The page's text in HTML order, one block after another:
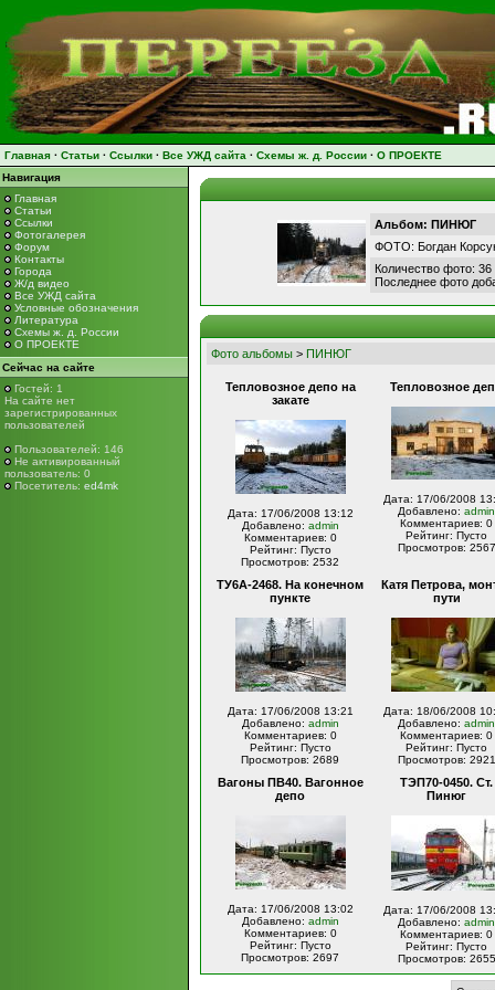
Главная · Статьи · Ссылки · Все УЖД сайта · Схемы ж. д. России · О ПРОЕКТЕ
Навигация
Главная
Статьи
Ссылки
Фотогалерея
Форум
Контакты
Города
Ж/д видео
Все УЖД сайта
Условные обозначения
Литература
Схемы ж. д. России
О ПРОЕКТЕ
Сейчас на сайте
Гостей: 1
На сайте нет
зарегистрированных
пользователей
Пользователей: 146
Не активированный
пользователь: 0
Посетитель: ed4mk
Альбом: ПИНЮГ
ФОТО: Богдан
Количество фото: 36
Последнее фото
Фото альбомы > ПИНЮГ
Тепловозное депо на
закате
Дата: 17/06/2008 13:12
Добавлено: admin
Комментариев: 0
Рейтинг: Пусто
Просмотров: 2532
Тепловозное
Дата: 17/06/2008
Добавлено: admin
Комментариев: 0
Рейтинг: Пусто
Просмотров: 2567
ТУ6А-2468. На конечном
пункте
Дата: 17/06/2008 13:21
Добавлено: admin
Комментариев: 0
Рейтинг: Пусто
Просмотров: 2689
Катя Петрова,
пути
Дата: 18/06/2008
Добавлено: admin
Комментариев: 0
Рейтинг: Пусто
Просмотров: 2921
Вагоны ПВ40. Вагонное
депо
Дата: 17/06/2008 13:02
Добавлено: admin
Комментариев: 0
Рейтинг: Пусто
Просмотров: 2697
ТЭП70-0450. Ст.
Пинюг
Дата: 17/06/2008
Добавлено: admin
Комментариев: 0
Рейтинг: Пусто
Просмотров: 2655